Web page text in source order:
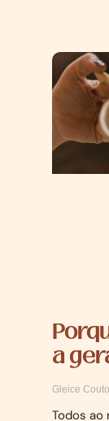
a
Gleice Couto
Todos